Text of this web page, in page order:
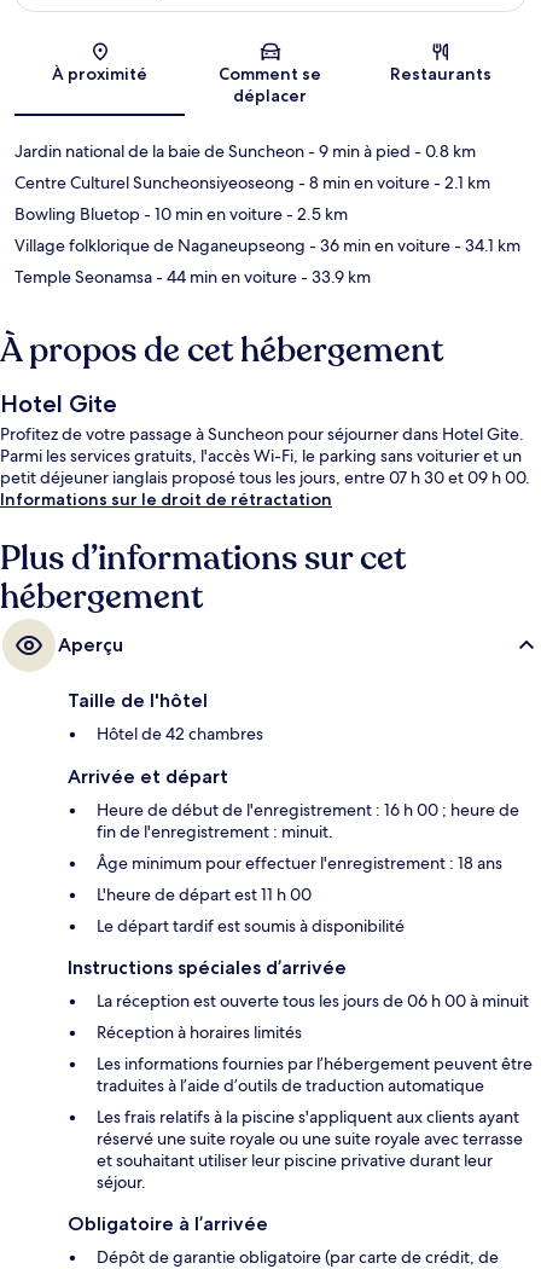
Carte
À proximité
Comment se
déplacer
Restaurants
Jardin national de la baie de Suncheon- 9 min à pied - 0.8 km
Centre Culturel Suncheonsiyeoseong - 8 min en voiture- 2.1 km
Bowling Bluetop- 10 min en voiture- 2.5 km
Village folklorique de Naganeupseong - 36 min en voiture- 34.1 km
Temple Seonamsa- 44 min en voiture- 33.9 km
À propos de cet hébergement
Hotel Gite
Profitez de votre passage à Suncheon pour séjourner dans Hotel Gite.
Parmi les services gratuits, l'accès Wi-Fi, le parking sans voiturier et un
petit déjeuner ianglais proposé tous les jours, entre 07 h 30 et 09 h 00.
Informations sur le droit de rétractation
Plus d’informations sur cet
hébergement
Aperçu
Taille de l'hôtel
Hôtel de 42 chambres
Arrivée et départ
Heure de début de l'enregistrement : 16 h 00 ; heure de
fin de l'enregistrement : minuit.
Âge minimum pour effectuer l'enregistrement : 18 ans
L'heure de départ est 11 h 00
Le départ tardif est soumis à disponibilité
Instructions spéciales d’arrivée
La réception est ouverte tous les jours de 06 h 00 à minuit
Réception à horaires limités
Les informations fournies par l’hébergement peuvent être
traduites à l’aide d’outils de traduction automatique
Les frais relatifs à la piscine s'appliquent aux clients ayant
réservé une suite royale ou une suite royale avec terrasse
et souhaitant utiliser leur piscine privative durant leur
séjour.
Obligatoire à l’arrivée
Dépôt de garantie obligatoire (par carte de crédit, de